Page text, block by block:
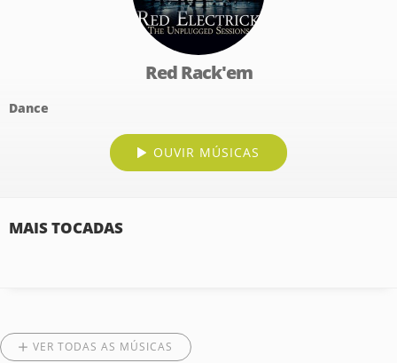
Red Rack'em
Dance
OUVIR MÚSICAS
MAIS TOCADAS
VER TODAS AS MÚSICAS